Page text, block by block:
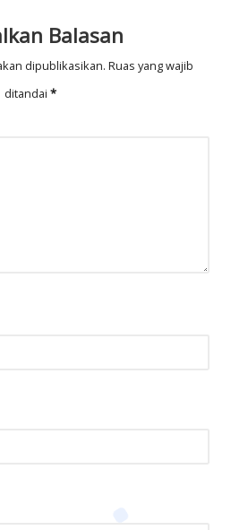
Balasan
dipublikasikan. Ruas yang wajib
ditandai *